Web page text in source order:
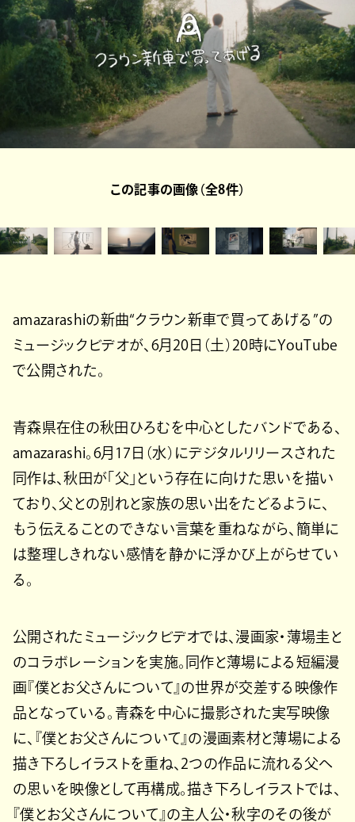
この記事の画像（全8件）
amazarashiの新曲“クラウン新車で買ってあげる”の
ミュージックビデオが、6月20日（土）20時にYouTube
で公開された。
青森県在住の秋田ひろむを中心としたバンドである、
amazarashi。6月17日（水）にデジタルリリースされた
同作は、秋田が「父」という存在に向けた思いを描い
ており、父との別れと家族の思い出をたどるように、
もう伝えることのできない言葉を重ねながら、簡単に
は整理しきれない感情を静かに浮かび上がらせてい
る。
公開されたミュージックビデオでは、漫画家・薄場圭と
のコラボレーションを実施。同作と薄場による短編漫
画『僕とお父さんについて』の世界が交差する映像作
品となっている。青森を中心に撮影された実写映像
に、『僕とお父さんについて』の漫画素材と薄場による
描き下ろしイラストを重ね、2つの作品に流れる父へ
の思いを映像として再構成。描き下ろしイラストでは、
『僕とお父さんについて』の主人公・秋字のその後が